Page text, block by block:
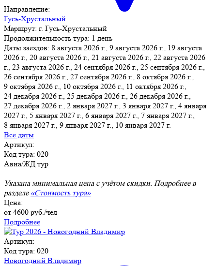
Направление:
Гусь-Хрустальный
Маршрут: г. Гусь-Хрустальный
Продолжительность тура: 1 день
Даты заездов: 8 августа 2026 г., 9 августа 2026 г., 19 августа
2026 г., 20 августа 2026 г., 21 августа 2026 г., 22 августа 2026
г., 23 августа 2026 г., 24 сентября 2026 г., 25 сентября 2026 г.,
26 сентября 2026 г., 27 сентября 2026 г., 8 октября 2026 г.,
9 октября 2026 г., 10 октября 2026 г., 11 октября 2026 г.,
24 декабря 2026 г., 25 декабря 2026 г., 26 декабря 2026 г.,
27 декабря 2026 г., 2 января 2027 г., 3 января 2027 г., 4 января
2027 г., 5 января 2027 г., 6 января 2027 г., 7 января 2027 г.,
8 января 2027 г., 9 января 2027 г., 10 января 2027 г.
Все даты
Артикул:
Код тура: 020
Авиа/ЖД тур
Указана минимальная цена с учётом скидки. Подробнее в
разделе «Стоимость тура»
Цена:
от 4600 руб./чел
Подробнее
Артикул:
Код тура: 020
Новогодний Владимир